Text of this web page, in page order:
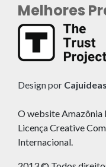
Melhores
Design por Cajuideas
O website Amazônia
Licença Creative
Internacional.